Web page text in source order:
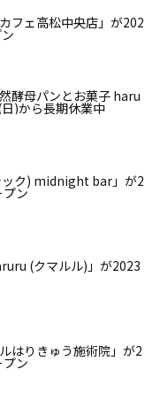
フェ高松中央店」が202
酵母パンとお菓子 haru
)から長期休業中
ック) midnight bar」が2
プン
(クマルル)」が2023
はりきゅう施術院」が2
ン